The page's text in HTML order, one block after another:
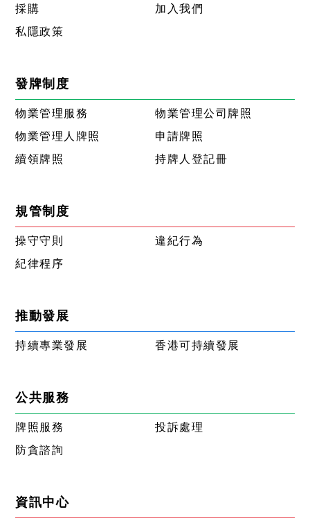
採購
加入我們
私隱政策
發牌制度
物業管理服務
物業管理公司牌照
物業管理人牌照
申請牌照
續領牌照
持牌人登記冊
規管制度
操守守則
違紀行為
紀律程序
推動發展
持續專業發展 香港可持續發展
公共服務
牌照服務
投訴處理
防貪諮詢
資訊中心